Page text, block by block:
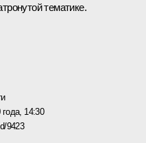
тематике.
14:30
9423